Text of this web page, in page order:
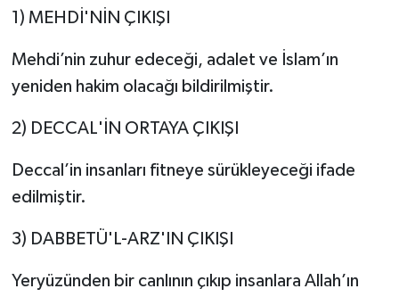
1) MEHDİ'NİN ÇIKIŞI
Mehdi’nin zuhur edeceği, adalet ve İslam’ın
yeniden hakim olacağı bildirilmiştir.
2) DECCAL'İN ORTAYA ÇIKIŞI
Deccal’in insanları fitneye sürükleyeceği ifade
edilmiştir.
3) DABBETÜ'L-ARZ'IN ÇIKIŞI
Yeryüzünden bir canlının çıkıp insanlara Allah’ın